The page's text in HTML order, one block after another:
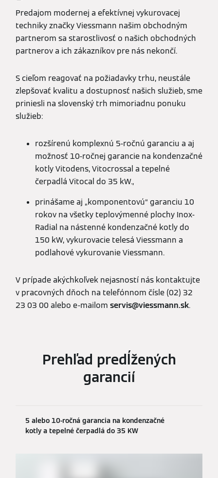
Predajom modernej a efektívnej vykurovacej
techniky značky Viessmann našim obchodným
partnerom sa starostlivosť o našich obchodných
partnerov a ich zákazníkov pre nás nekončí.
S cieľom reagovať na požiadavky trhu, neustále
zlepšovať kvalitu a dostupnosť našich služieb, sme
priniesli na slovenský trh mimoriadnu ponuku
služieb:
rozšírenú komplexnú 5-ročnú garanciu a aj
možnosť 10-ročnej garancie na kondenzačné
kotly Vitodens, Vitocrossal a tepelné
čerpadlá Vitocal do 35 kW.,
prinášame aj „komponentovú“ garanciu 10
rokov na všetky teplovýmenné plochy Inox-
Radial na nástenné kondenzačné kotly do
150 kW, vykurovacie telesá Viessmann a
podlahové vykurovanie Viessmann.
V prípade akýchkoľvek nejasností nás kontaktujte
v pracovných dňoch na telefónnom čísle (02) 32
23 03 00 alebo e-mailom servis@viessmann.sk.
Prehľad predĺžených
garancií
5 alebo 10-ročná garancia na kondenzačné
kotly a tepelné čerpadlá do 35 KW